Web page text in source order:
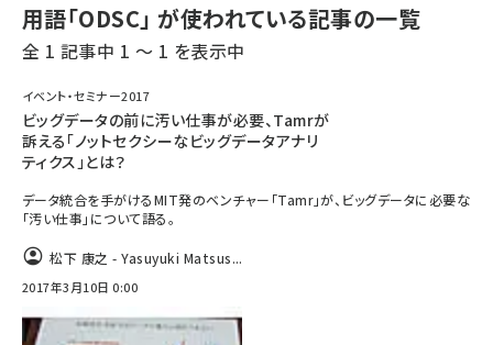
加藤銘のチーム貢献～仲間と築いた勝利の絆～ (2325)
北海道をのんびり旅する晴山佳須夫のヒント集！ (2047)
drupal (1963)
genai (1492)
abc123 (1367)
ai crunch (1363)
用語「ODSC」 が使われている記事の一覧
全 1 記事中 1 ～ 1 を表示中
イベント・セミナー2017
ビッグデータの前に汚い仕事が必要、Tamrが
訴える「ノットセクシーなビッグデータアナリ
ティクス」とは？
データ統合を手がけるMIT発のベンチャー「Tamr」が、ビッグデータに必要な
「汚い仕事」について語る。
松下 康之 - Yasuyuki Matsus...
2017年3月10日 0:00